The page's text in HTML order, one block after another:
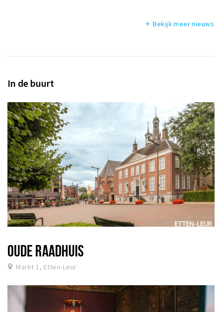
add Bekijk meer nieuws
In de buurt
OUDE RAADHUIS
Markt 1, Etten-Leur